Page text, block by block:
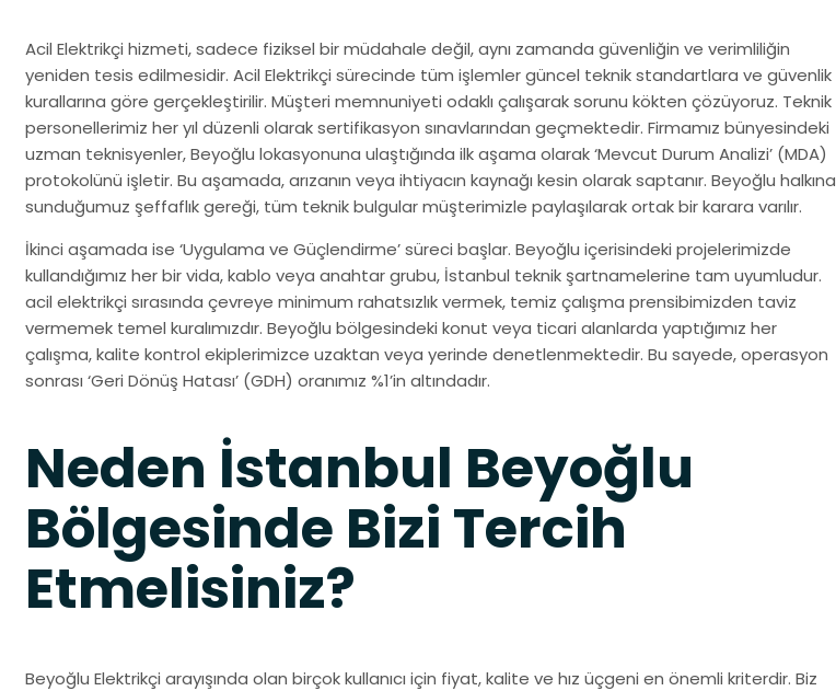
Acil Elektrikçi hizmeti, sadece fiziksel bir müdahale değil, aynı zamanda güvenliğin ve verimliliğin
yeniden tesis edilmesidir. Acil Elektrikçi sürecinde tüm işlemler güncel teknik standartlara ve güvenlik
kurallarına göre gerçekleştirilir. Müşteri memnuniyeti odaklı çalışarak sorunu kökten çözüyoruz. Teknik
personellerimiz her yıl düzenli olarak sertifikasyon sınavlarından geçmektedir. Firmamız bünyesindeki
uzman teknisyenler, Beyoğlu lokasyonuna ulaştığında ilk aşama olarak ‘Mevcut Durum Analizi’ (MDA)
protokolünü işletir. Bu aşamada, arızanın veya ihtiyacın kaynağı kesin olarak saptanır. Beyoğlu halkına
sunduğumuz şeffaflık gereği, tüm teknik bulgular müşterimizle paylaşılarak ortak bir karara varılır.
İkinci aşamada ise ‘Uygulama ve Güçlendirme’ süreci başlar. Beyoğlu içerisindeki projelerimizde
kullandığımız her bir vida, kablo veya anahtar grubu, İstanbul teknik şartnamelerine tam uyumludur.
acil elektrikçi sırasında çevreye minimum rahatsızlık vermek, temiz çalışma prensibimizden taviz
vermemek temel kuralımızdır. Beyoğlu bölgesindeki konut veya ticari alanlarda yaptığımız her
çalışma, kalite kontrol ekiplerimizce uzaktan veya yerinde denetlenmektedir. Bu sayede, operasyon
sonrası ‘Geri Dönüş Hatası’ (GDH) oranımız %1’in altındadır.
Neden İstanbul Beyoğlu
Bölgesinde Bizi Tercih
Etmelisiniz?
Beyoğlu Elektrikçi arayışında olan birçok kullanıcı için fiyat, kalite ve hız üçgeni en önemli kriterdir. Biz